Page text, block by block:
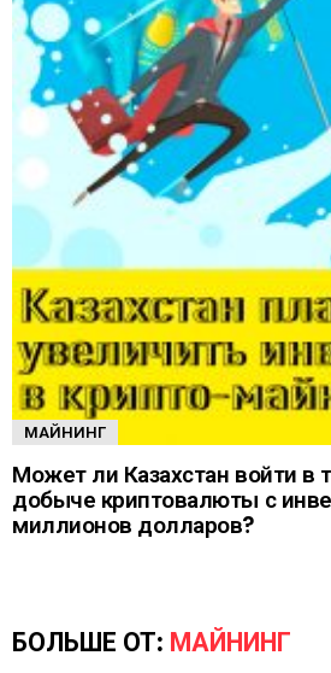
МАЙНИНГ
Может ли Казахстан войти в
добыче криптовалюты с
миллионов долларов?
БОЛЬШЕ ОТ: МАЙНИНГ